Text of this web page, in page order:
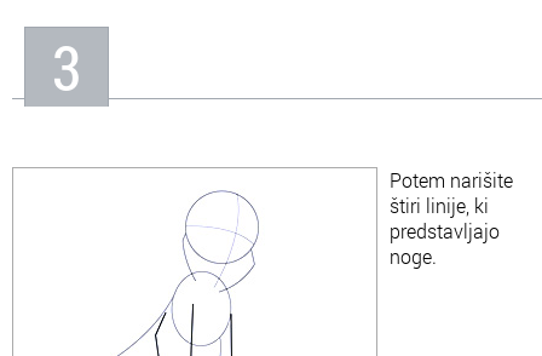
3
Potem narišite
štiri linije, ki
predstavljajo
noge.